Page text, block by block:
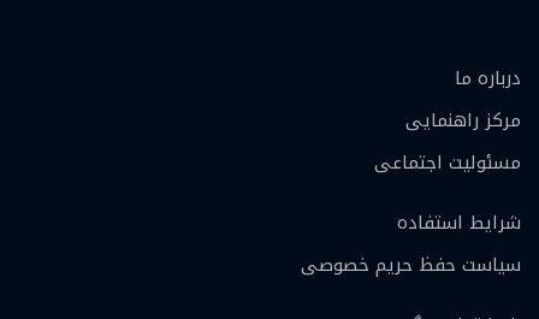
درباره ما
مرکز راهنمایی
مسئولیت اجتماعی
شرایط استفاده
سیاست حفظ حریم خصوصی